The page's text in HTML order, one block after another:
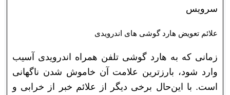
سرویس
علائم تعویض هارد گوشی های اندرویدی
زمانی که به هارد گوشی تلفن همراه اندرویدی آسیب
وارد شود، بارزترین علامت آن خاموش شدن ناگهانی
است. با این‌حال برخی دیگر از علائم خبر از خرابی و